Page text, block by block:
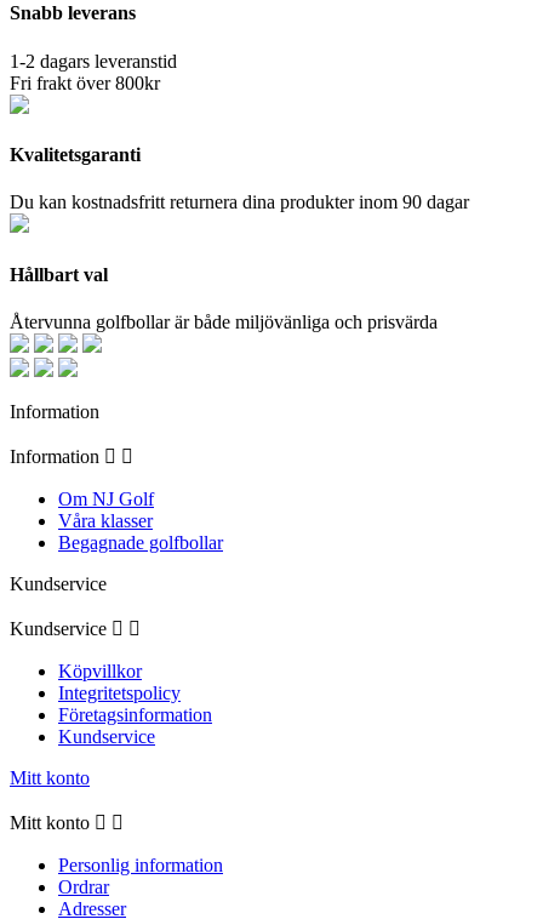
Snabb leverans
1-2 dagars leveranstid
Fri frakt över 800kr
Kvalitetsgaranti
Du kan kostnadsfritt returnera dina produkter inom 90 dagar
Hållbart val
Återvunna golfbollar är både miljövänliga och prisvärda
Information
Information  
Om NJ Golf
Våra klasser
Begagnade golfbollar
Kundservice
Kundservice  
Köpvillkor
Integritetspolicy
Företagsinformation
Kundservice
Mitt konto
Mitt konto  
Personlig information
Ordrar
Adresser